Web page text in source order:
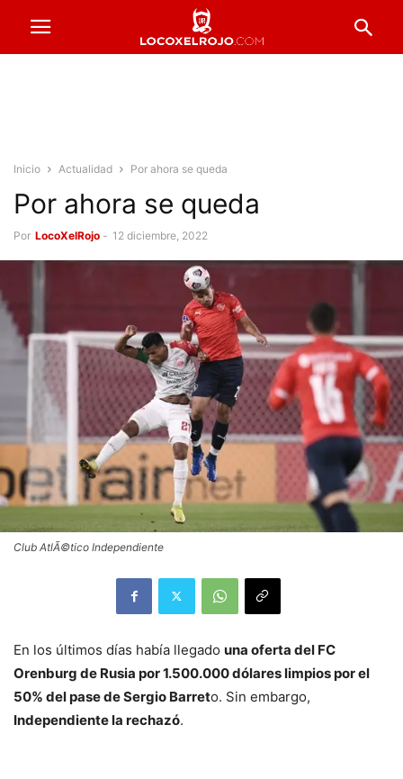
Inicio Actualidad Por ahora se queda
Por ahora se queda
Por LocoXelRojo - 12 diciembre, 2022
Club AtlÃ©tico Independiente
En los últimos días había llegado una oferta del FC
Orenburg de Rusia por 1.500.000 dólares limpios por el
50% del pase de Sergio Barreto. Sin embargo,
Independiente la rechazó.